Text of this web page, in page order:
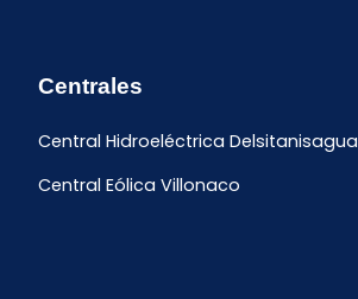
Centrales
Central Hidroeléctrica Delsitanisagua
Central Eólica Villonaco